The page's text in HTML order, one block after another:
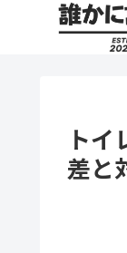
ト
差と